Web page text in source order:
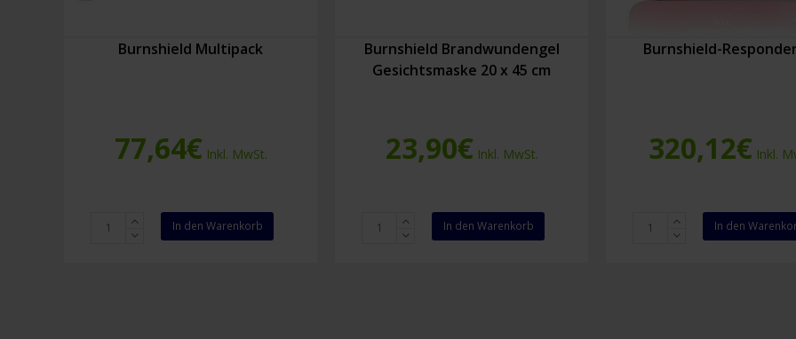
Burnshield Multipack
77,64€ Inkl. MwSt.
Burnshield
Multipack
In den Warenkorb
Burnshield Brandwundengel
Gesichtsmaske 20 x 45 cm
23,90€ Inkl. MwSt.
Burnshield
Brandwundengel
In den Warenkorb
Burnshield-
320,12€ Inkl.
Burnshield-
Responder-
In den